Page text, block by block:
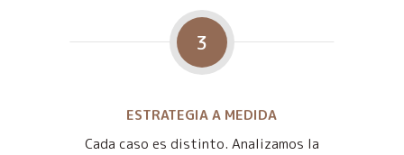
3
ESTRATEGIA A MEDIDA
Cada caso es distinto. Analizamos la